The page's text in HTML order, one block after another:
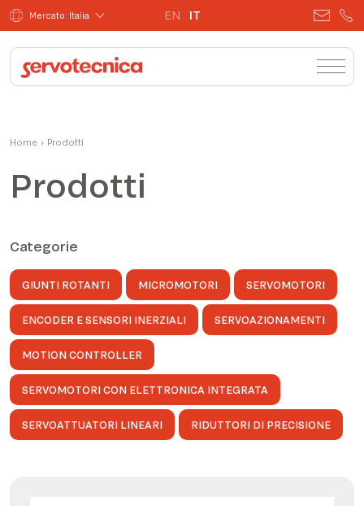
Mercato: Italia EN IT
Home › Prodotti
Prodotti
Categorie
GIUNTI ROTANTI MICROMOTORI SERVOMOTORI
ENCODER E SENSORI INERZIALI SERVOAZIONAMENTI
MOTION CONTROLLER
SERVOMOTORI CON ELETTRONICA INTEGRATA
SERVOATTUATORI LINEARI RIDUTTORI DI PRECISIONE